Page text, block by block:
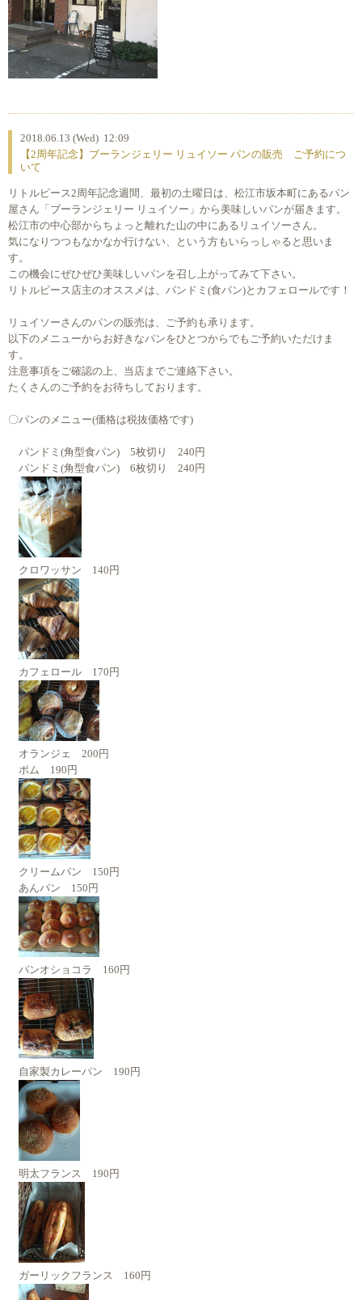
2018.06.13 (Wed) 12:09
【2周年記念】ブーランジェリー リュイソー パンの販売 ご予約につ
いて
リトルピース2周年記念週間、最初の土曜日は、松江市坂本町にあるパン
屋さん「ブーランジェリー リュイソー」から美味しいパンが届きます。
松江市の中心部からちょっと離れた山の中にあるリュイソーさん。
気になりつつもなかなか行けない、という方もいらっしゃると思いま
す。
この機会にぜひぜひ美味しいパンを召し上がってみて下さい。
リトルピース店主のオススメは、パンドミ(食パン)とカフェロールです！
リュイソーさんのパンの販売は、ご予約も承ります。
以下のメニューからお好きなパンをひとつからでもご予約いただけま
す。
注意事項をご確認の上、当店までご連絡下さい。
たくさんのご予約をお待ちしております。
〇パンのメニュー(価格は税抜価格です)
パンドミ(角型食パン) 5枚切り 240円
パンドミ(角型食パン) 6枚切り 240円
クロワッサン 140円
カフェロール 170円
オランジェ 200円
ポム 190円
クリームパン 150円
あんパン 150円
パンオショコラ 160円
自家製カレーパン 190円
明太フランス 190円
ガーリックフランス 160円